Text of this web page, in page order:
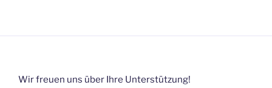
Wir freuen uns über Ihre Unterstützung!